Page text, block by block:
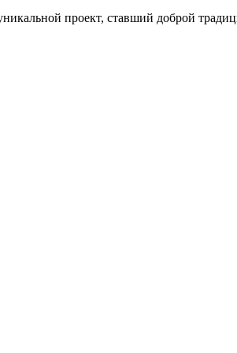
проект, ставший доброй
Последний звонок
Песни на привале